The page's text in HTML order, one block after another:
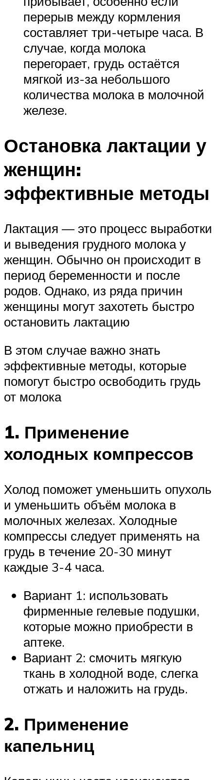
перерыв между кормления
составляет три-четыре часа. В
случае, когда молока
перегорает, грудь остаётся
мягкой из-за небольшого
количества молока в молочной
железе.
Остановка лактации у
женщин:
эффективные методы
Лактация — это процесс выработки
и выведения грудного молока у
женщин. Обычно он происходит в
период беременности и после
родов. Однако, из ряда причин
женщины могут захотеть быстро
остановить лактацию
В этом случае важно знать
эффективные методы, которые
помогут быстро освободить грудь
от молока
1. Применение
холодных компрессов
Холод поможет уменьшить опухоль
и уменьшить объём молока в
молочных железах. Холодные
компрессы следует применять на
грудь в течение 20-30 минут
каждые 3-4 часа.
Вариант 1: использовать
фирменные гелевые подушки,
которые можно приобрести в
аптеке.
Вариант 2: смочить мягкую
ткань в холодной воде, слегка
отжать и наложить на грудь.
2. Применение
капельниц